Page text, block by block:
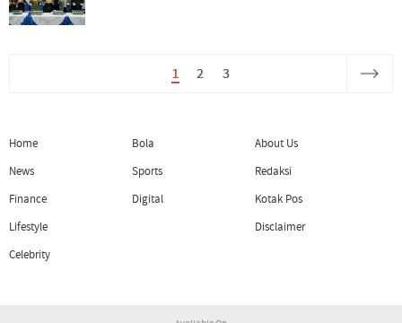
1 2 3
Home
News
Finance
Lifestyle
Celebrity
Bola
Sports
Digital
About Us
Redaksi
Kotak Pos
Disclaimer